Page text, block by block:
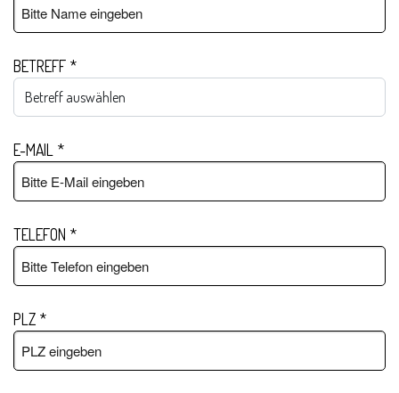
BETREFF *
E-MAIL *
TELEFON *
PLZ *